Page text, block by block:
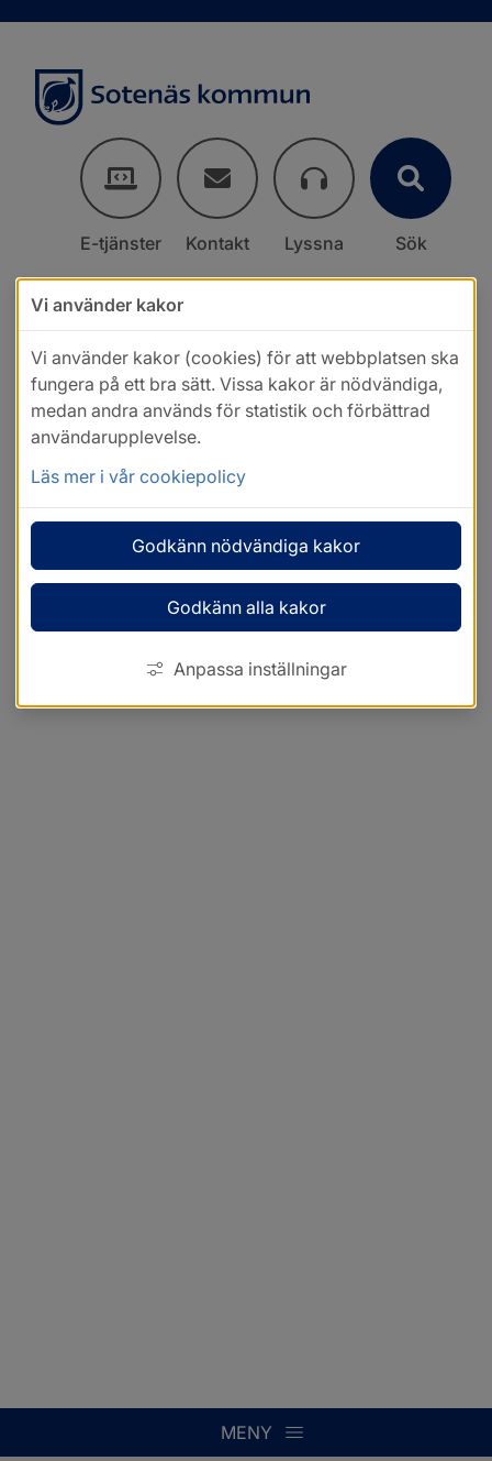
E-tjänster Kontakt Lyssna Sök
MENY
Vi använder kakor
Vi använder kakor (cookies) för att webbplatsen ska
fungera på ett bra sätt. Vissa kakor är nödvändiga,
medan andra används för statistik och förbättrad
användarupplevelse.
Läs mer i vår cookiepolicy
Godkänn nödvändiga kakor
Godkänn alla kakor
Anpassa inställningar